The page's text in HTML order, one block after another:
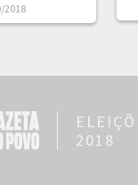
2018
2018